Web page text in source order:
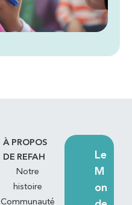
À PROPOS
DE REFAH
Notre
histoire
Communauté
Le
M
on